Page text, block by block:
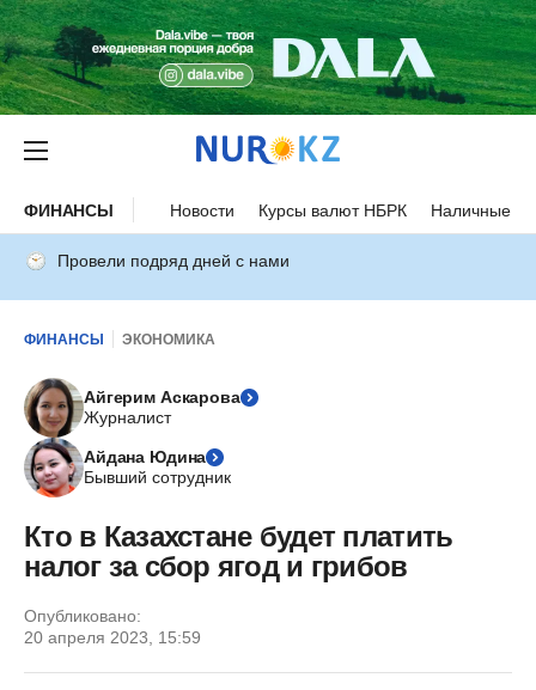
ФИНАНСЫ Новости Курсы валют НБРК Наличные
Провели подряд дней с нами
ФИНАНСЫ ЭКОНОМИКА
Айгерим Аскарова
Журналист
Айдана Юдина
Бывший сотрудник
Кто в Казахстане будет платить
налог за сбор ягод и грибов
Опубликовано:
20 апреля 2023, 15:59